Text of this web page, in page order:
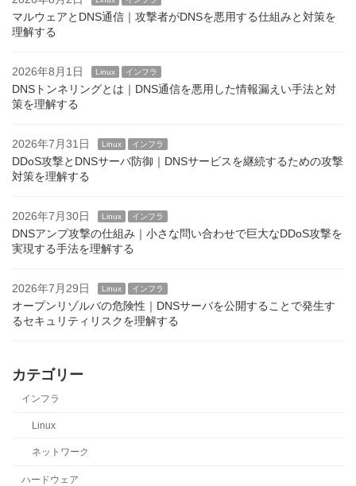
マルウェアとDNS通信｜攻撃者がDNSを悪用する仕組みと対策を
理解する
2026年8月1日 Linux インフラ
DNSトンネリングとは｜DNS通信を悪用した情報漏えい手法と対
策を理解する
2026年7月31日 Linux インフラ
DDoS攻撃とDNSサーバ防御｜DNSサービスを継続するための攻撃
対策を理解する
2026年7月30日 Linux インフラ
DNSアンプ攻撃の仕組み｜小さな問い合わせで巨大なDDoS攻撃を
実現する手法を理解する
2026年7月29日 Linux インフラ
オープンリゾルバの危険性｜DNSサーバを公開することで発生す
るセキュリティリスクを理解する
カテゴリー
インフラ
Linux
ネットワーク
ハードウェア